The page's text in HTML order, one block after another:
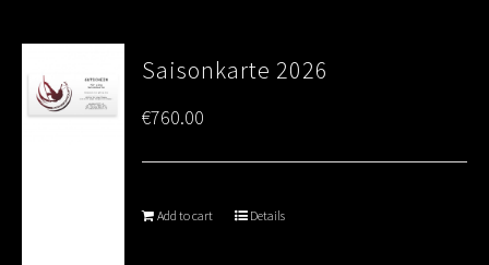
Saisonkarte 2026
€760.00
Add to cart Details